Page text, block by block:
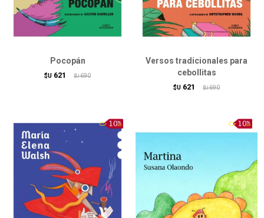
Pocopán
$U 621 $U 690
Versos tradicionales para
cebollitas
$U 621 $U 690